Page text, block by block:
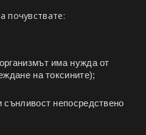
има нужда от
на токсините);
непосредствено